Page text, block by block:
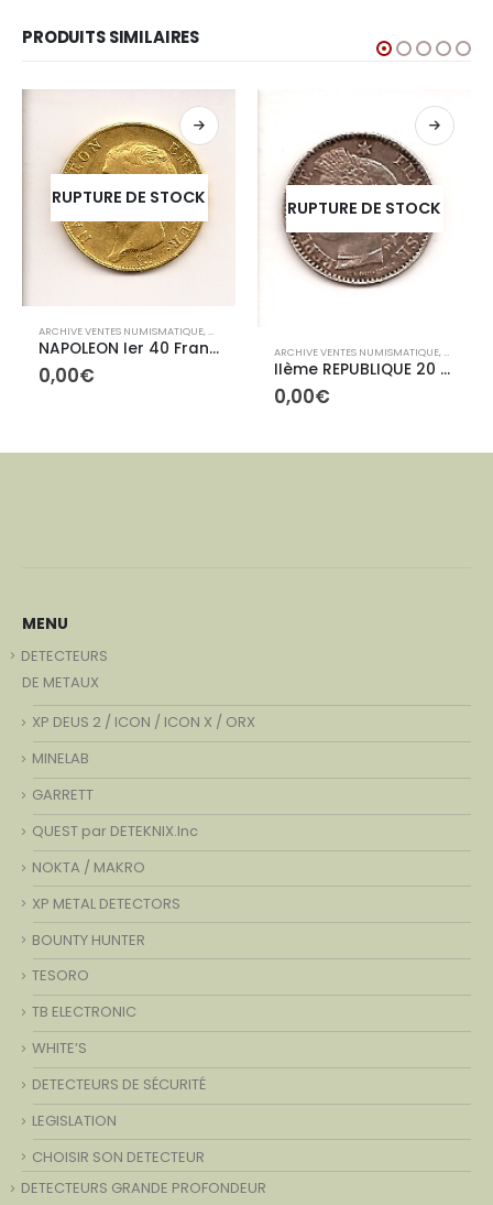
PRODUITS SIMILAIRES
ROYALES
RUPTURE DE STOCK
ARCHIVE VENTES NUMISMATIQUE,ARCHIVES CONTEMPORAINES
NAPOLEON Ier 40 Francs Tête nue
0,00€
RUPTURE DE STOCK
ARCHIVE VENTES NUMISMATIQUE,
IIème REPUBLIQUE 20 centimes 1850A
0,00€
MENU
DETECTEURS
DE METAUX
XP DEUS 2 / ICON / ICON X / ORX
MINELAB
GARRETT
QUEST par DETEKNIX.Inc
NOKTA / MAKRO
XP METAL DETECTORS
BOUNTY HUNTER
TESORO
TB ELECTRONIC
WHITE’S
DETECTEURS DE SÉCURITÉ
LEGISLATION
CHOISIR SON DETECTEUR
DETECTEURS GRANDE PROFONDEUR